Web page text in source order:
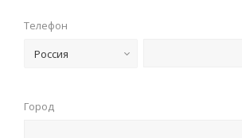
Телефон
Россия
Город